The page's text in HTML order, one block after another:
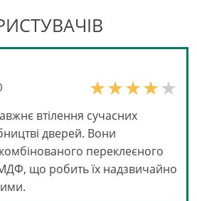
втілення сучасних
дверей. Вони
переклеєного
що робить їх надзвичайно